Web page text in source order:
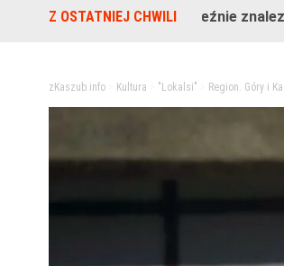
Z OSTATNIEJ CHWILI
terenie szkoły w Leźnie znaleziono
zKaszub.info> Kultura "Lokalsi" Region. Góry i